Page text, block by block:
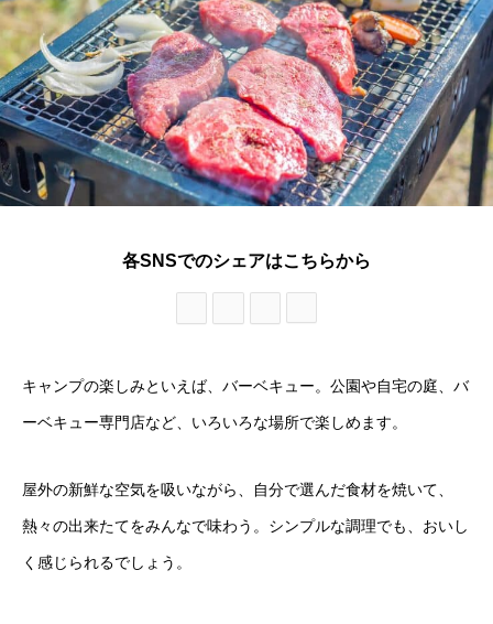
各SNSでのシェアはこちらから
キャンプの楽しみといえば、バーベキュー。公園や自宅の庭、バ
ーベキュー専門店など、いろいろな場所で楽しめます。
屋外の新鮮な空気を吸いながら、自分で選んだ食材を焼いて、
熱々の出来たてをみんなで味わう。シンプルな調理でも、おいし
く感じられるでしょう。